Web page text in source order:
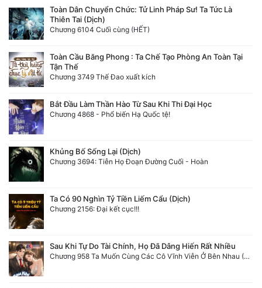
Toàn Dân Chuyển Chức: Tử Linh Pháp Sư! Ta Tức Là
Thiên Tai (Dịch)
Chương 6104 Cuối cùng (HẾT)
Toàn Cầu Băng Phong : Ta Chế Tạo Phòng An Toàn Tại
Tận Thế
Chương 3749 Thế Đao xuất kích
Bắt Đầu Làm Thần Hào Từ Sau Khi Thi Đại Học
Chương 4868 - Phổ biến Hạ Quốc tệ!
Khủng Bố Sống Lại (Dịch)
Chương 3694: Tiễn Họ Đoạn Đường Cuối - Hoàn
Ta Có 90 Nghìn Tỷ Tiền Liếm Cẩu (Dịch)
Chương 2156: Đại kết cục!!!
Sau Khi Tự Do Tài Chính, Họ Đã Dâng Hiến Rất Nhiều
Chương 958 Ta Muốn Cùng Các Cô Vĩnh Viễn Ở Bên Nhau (2) Hết